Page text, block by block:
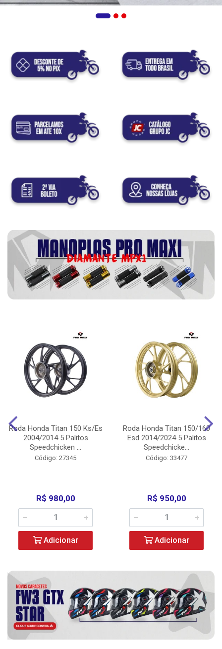
Roda Honda Titan 150 Ks/Es
2004/2014 5 Palitos
Speedchicken ...
Código: 27345
R$ 980,00
Adicionar
Roda Honda Titan 150/160
Esd 2014/2024 5 Palitos
Speedchicke...
Código: 33477
R$ 950,00
Adicionar